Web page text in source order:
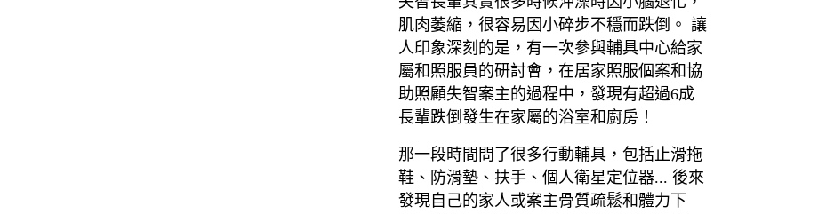
肌肉萎縮，很容易因小碎步不穩而跌倒。 讓
人印象深刻的是，有一次參與輔具中心給家
屬和照服員的研討會，在居家照服個案和協
助照顧失智案主的過程中，發現有超過6成
長輩跌倒發生在家屬的浴室和廚房！
那一段時間問了很多行動輔具，包括止滑拖
鞋、防滑墊、扶手、個人衛星定位器... 後來
發現自己的家人或案主骨質疏鬆和體力下